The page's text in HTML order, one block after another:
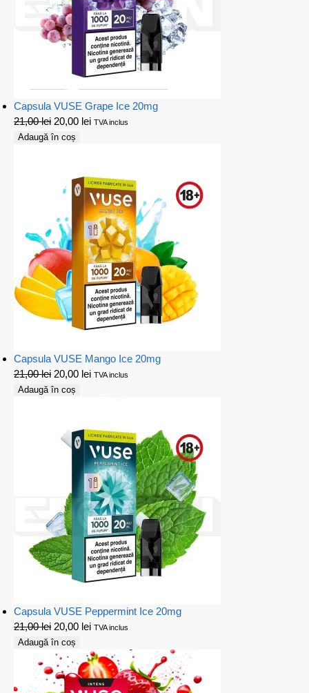
Capsula VUSE Grape Ice 20mg
21,00lei 20,00 lei TVA inclus
Adaugă în coș
Capsula VUSE Mango Ice 20mg
21,00lei 20,00 lei TVA inclus
Adaugă în coș
Capsula VUSE Peppermint Ice 20mg
21,00lei 20,00 lei TVA inclus
Adaugă în coș